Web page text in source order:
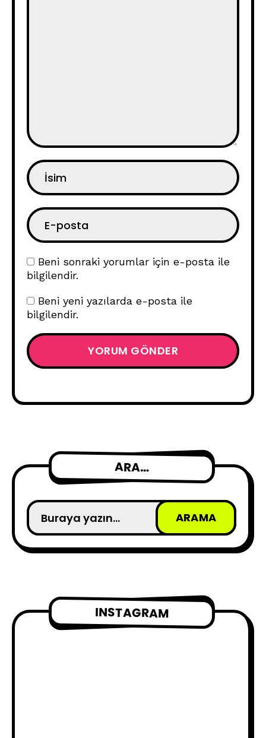
Beni sonraki yorumlar için e-posta ile
bilgilendir.
Beni yeni yazılarda e-posta ile
bilgilendir.
ARA…
INSTAGRAM